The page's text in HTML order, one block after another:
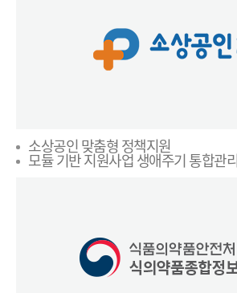
소상공인 맞춤형 정책지원
모듈 기반 지원사업 생애주기 통합관